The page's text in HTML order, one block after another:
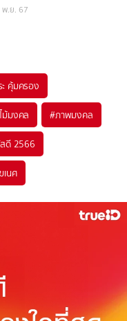
พ.ย. 67
คุ้มครอง
ม้มงคล #ภาพมงคล
ดี 2566
นศ